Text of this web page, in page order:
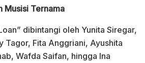
Musisi Ternama
dibintangi oleh Yunita Siregar,
Tagor, Fita Anggriani, Ayushita
Wafda Saifan, hingga Ina